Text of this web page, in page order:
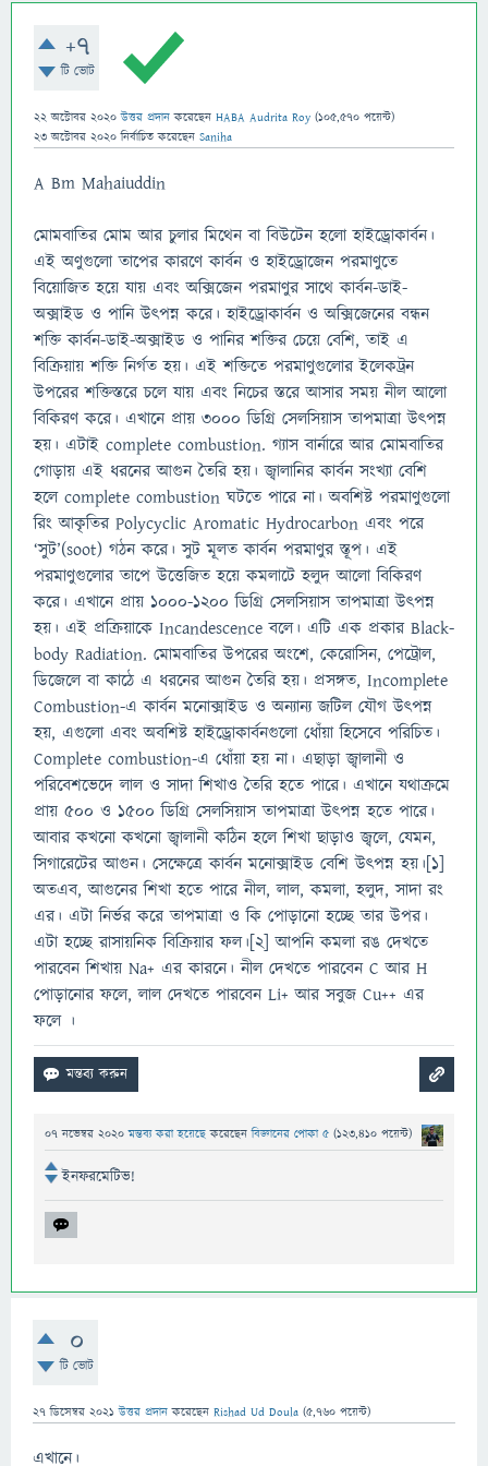
+7
টি ভোট
22 অক্টোবর 2020 উত্তর প্রদান করেছেন HABA Audrita Roy (105,570 পয়েন্ট)
23 অক্টোবর 2020 নির্বাচিত করেছেন Saniha
A Bm Mahaiuddin
মোমবাতির মোম আর চুলার মিথেন বা বিউটেন হলো হাইড্রোকার্বন।
এই অণুগুলো তাপের কারণে কার্বন ও হাইড্রোজেন পরমাণুতে
বিয়োজিত হয়ে যায় এবং অক্সিজেন পরমাণুর সাথে কার্বন-ডাই-
অক্সাইড ও পানি উৎপন্ন করে। হাইড্রোকার্বন ও অক্সিজেনের বন্ধন
শক্তি কার্বন-ডাই-অক্সাইড ও পানির শক্তির চেয়ে বেশি, তাই এ
বিক্রিয়ায় শক্তি নির্গত হয়। এই শক্তিতে পরমাণুগুলোর ইলেকট্রন
উপরের শক্তিস্তরে চলে যায় এবং নিচের স্তরে আসার সময় নীল আলো
বিকিরণ করে। এখানে প্রায় ৩০০০ ডিগ্রি সেলসিয়াস তাপমাত্রা উৎপন্ন
হয়। এটাই complete combustion. গ্যাস বার্নারে আর মোমবাতির
গোড়ায় এই ধরনের আগুন তৈরি হয়। জ্বালানির কার্বন সংখ্যা বেশি
হলে complete combustion ঘটতে পারে না। অবশিষ্ট পরমাণুগুলো
রিং আকৃতির Polycyclic Aromatic Hydrocarbon এবং পরে
‘সুট’(soot) গঠন করে। সুট মূলত কার্বন পরমাণুর স্তূপ। এই
পরমাণুগুলোর তাপে উত্তেজিত হয়ে কমলাটে হলুদ আলো বিকিরণ
করে। এখানে প্রায় ১০০০-১২০০ ডিগ্রি সেলসিয়াস তাপমাত্রা উৎপন্ন
হয়। এই প্রক্রিয়াকে Incandescence বলে। এটি এক প্রকার Black-
body Radiation. মোমবাতির উপরের অংশে, কেরোসিন, পেট্রোল,
ডিজেলে বা কাঠে এ ধরনের আগুন তৈরি হয়। প্রসঙ্গত, Incomplete
Combustion-এ কার্বন মনোক্সাইড ও অন্যান্য জটিল যৌগ উৎপন্ন
হয়, এগুলো এবং অবশিষ্ট হাইড্রোকার্বনগুলো ধোঁয়া হিসেবে পরিচিত।
Complete combustion-এ ধোঁয়া হয় না। এছাড়া জ্বালানী ও
পরিবেশভেদে লাল ও সাদা শিখাও তৈরি হতে পারে। এখানে যথাক্রমে
প্রায় ৫০০ ও ১৫০০ ডিগ্রি সেলসিয়াস তাপমাত্রা উৎপন্ন হতে পারে।
আবার কখনো কখনো জ্বালানী কঠিন হলে শিখা ছাড়াও জ্বলে, যেমন,
সিগারেটের আগুন। সেক্ষেত্রে কার্বন মনোক্সাইড বেশি উৎপন্ন হয়।[১]
অতএব, আগুনের শিখা হতে পারে নীল, লাল, কমলা, হলুদ, সাদা রং
এর। এটা নির্ভর করে তাপমাত্রা ও কি পোড়ানো হচ্ছে তার উপর।
এটা হচ্ছে রাসায়নিক বিক্রিয়ার ফল।[২] আপনি কমলা রঙ দেখতে
পারবেন শিখায় Na+ এর কারনে। নীল দেখতে পারবেন C আর H
পোড়ানোর ফলে, লাল দেখতে পারবেন Li+ আর সবুজ Cu++ এর
ফলে ।
07 নভেম্বর 2020 মন্তব্য করা হয়েছেকরেছেনবিজ্ঞানের পোকা ৫ (123,410 পয়েন্ট)
ইনফরমেটিভ!
0
টি ভোট
27 ডিসেম্বর 2021 উত্তর প্রদান করেছেন Rishad Ud Doula (5,760 পয়েন্ট)
এখানে।